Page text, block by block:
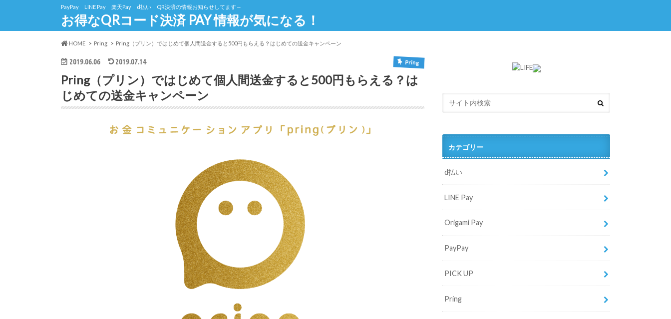
PayPay LINE Pay 楽天Pay d払い QR決済の情報お知らせしてます～
お得なQRコード決済 PAY 情報が気になる！
HOME Pring Pring（プリン）ではじめて個人間送金すると500円もらえる？はじめての送金キャンペーン
2019.06.06 2019.07.14 Pring
Pring（プリン）ではじめて個人間送金すると500円もらえる？は
じめての送金キャンペーン
カテゴリー
d払い
LINE Pay
Origami Pay
PayPay
PICK UP
Pring